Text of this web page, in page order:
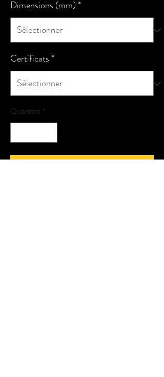
Dimensions (mm)*
Certificats*
Quantité *